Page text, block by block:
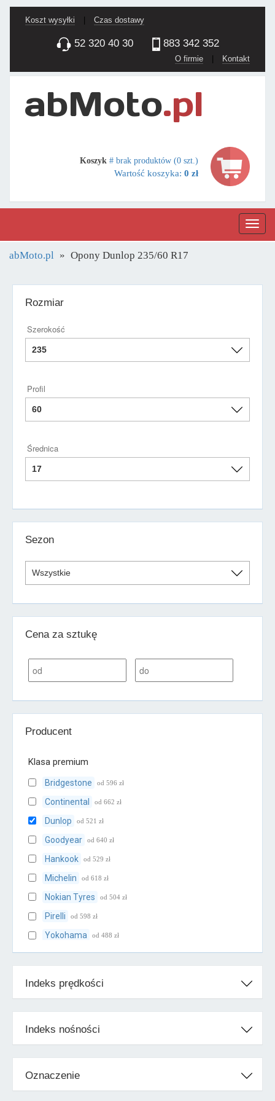
Koszt wysyłki Czas dostawy
52 320 40 30 883 342 352
O firmie | Kontakt
Koszyk # brak produktów (0 szt.)
Wartość koszyka: 0 zł
abMoto.pl Opony Dunlop 235/60 R17
Rozmiar
Szerokość
Profil
Średnica
Sezon
Cena za sztukę
Producent
Klasa premium
Bridgestone od 596 zł
Continental od 662 zł
Dunlop od 521 zł
Goodyear od 640 zł
Hankook od 529 zł
Michelin od 618 zł
Nokian Tyres od 504 zł
Pirelli od 598 zł
Yokohama od 488 zł
Klasa średnia
BFGoodrich od 584 zł
Falken od 467 zł
Firestone od 474 zł
Indeks prędkości
Indeks nośności
Oznaczenie